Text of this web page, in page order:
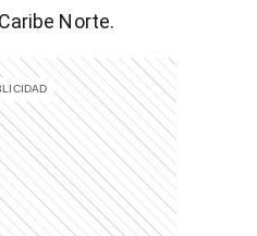
Norte.